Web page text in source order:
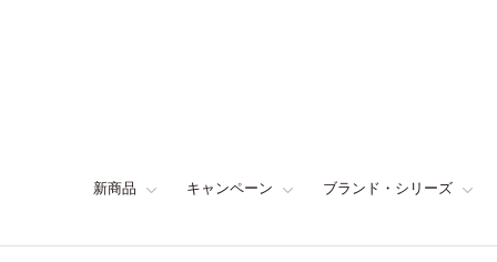
新商品 キャンペーン ブランド・シリーズ